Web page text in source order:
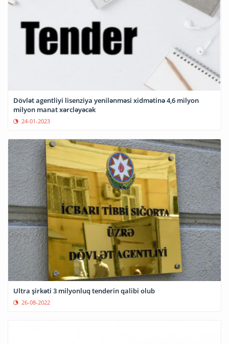
Dövlət agentliyi lisenziya yenilənməsi xidmətinə 4,6 milyon
milyon manat xərcləyəcək
24-01-2023
Ultra şirkəti 3 milyonluq tenderin qalibi olub
26-08-2022